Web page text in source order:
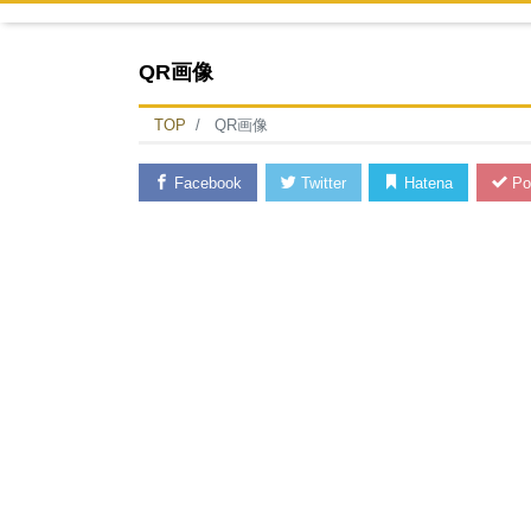
QR画像
TOP QR画像
Facebook Twitter Hatena